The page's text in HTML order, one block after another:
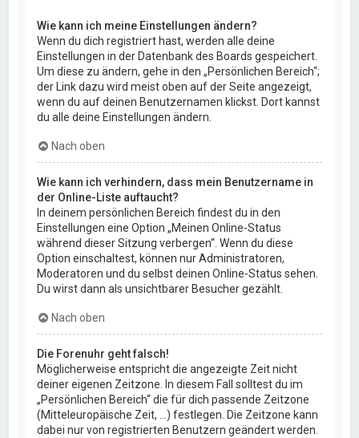
Wie kann ich meine Einstellungen ändern?
Wenn du dich registriert hast, werden alle deine
Einstellungen in der Datenbank des Boards gespeichert.
Um diese zu ändern, gehe in den „Persönlichen Bereich“;
der Link dazu wird meist oben auf der Seite angezeigt,
wenn du auf deinen Benutzernamen klickst. Dort kannst
du alle deine Einstellungen ändern.
Nach oben
Wie kann ich verhindern, dass mein Benutzername in
der Online-Liste auftaucht?
In deinem persönlichen Bereich findest du in den
Einstellungen eine Option „Meinen Online-Status
während dieser Sitzung verbergen“. Wenn du diese
Option einschaltest, können nur Administratoren,
Moderatoren und du selbst deinen Online-Status sehen.
Du wirst dann als unsichtbarer Besucher gezählt.
Nach oben
Die Forenuhr geht falsch!
Möglicherweise entspricht die angezeigte Zeit nicht
deiner eigenen Zeitzone. In diesem Fall solltest du im
„Persönlichen Bereich“ die für dich passende Zeitzone
(Mitteleuropäische Zeit, ...) festlegen. Die Zeitzone kann
dabei nur von registrierten Benutzern geändert werden.